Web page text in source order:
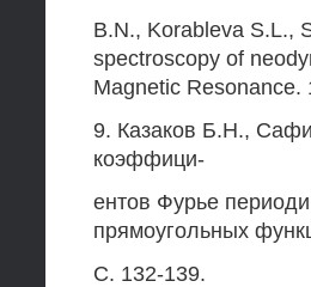
B.N., Korableva S.L.,
spectroscopy of
Magnetic
9. Казаков Б.Н.,
коэффици-
ентов Фурье
прямоугольных
C. 132-139.